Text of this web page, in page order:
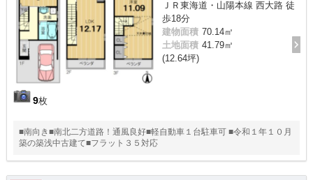
9枚
ＪＲ東海道・山陽本線 西大路 徒
歩18分
建物面積 70.14㎡
土地面積 41.79㎡
(12.64坪)
■南向き■南北二方道路！通風良好■軽自動車１台駐車可 ■令和１年１０月
築の築浅中古建て■フラット３５対応